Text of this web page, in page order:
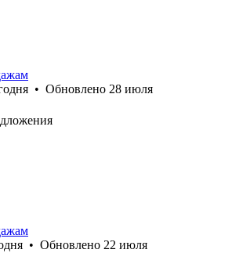
• Обновлено 28 июля
• Обновлено 22 июля